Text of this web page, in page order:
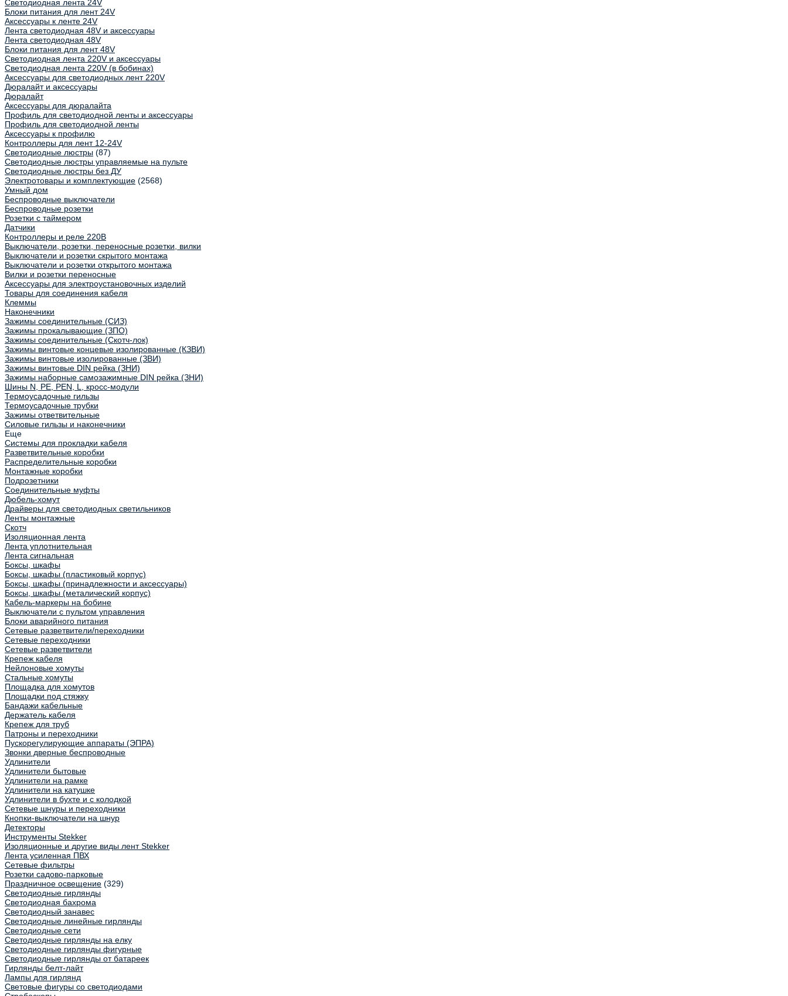
Светодиодная лента 24V
Блоки питания для лент 24V
Аксессуары к ленте 24V
Лента светодиодная 48V и аксессуары
Лента светодиодная 48V
Блоки питания для лент 48V
Светодиодная лента 220V и аксессуары
Светодиодная лента 220V (в бобинах)
Аксессуары для светодиодных лент 220V
Дюралайт и аксессуары
Дюралайт
Аксессуары для дюралайта
Профиль для светодиодной ленты и аксессуары
Профиль для светодиодной ленты
Аксессуары к профилю
Контроллеры для лент 12-24V
Светодиодные люстры (87)
Светодиодные люстры управляемые на пульте
Светодиодные люстры без ДУ
Электротовары и комплектующие (2568)
Умный дом
Беспроводные выключатели
Беспроводные розетки
Розетки с таймером
Датчики
Контроллеры и реле 220В
Выключатели, розетки, переносные розетки, вилки
Выключатели и розетки скрытого монтажа
Выключатели и розетки открытого монтажа
Вилки и розетки переносные
Аксессуары для электроустановочных изделий
Товары для соединения кабеля
Клеммы
Наконечники
Зажимы соединительные (СИЗ)
Зажимы прокалывающие (ЗПО)
Зажимы соединительные (Скотч-лок)
Зажимы винтовые концевые изолированные (КЗВИ)
Зажимы винтовые изолированные (ЗВИ)
Зажимы винтовые DIN рейка (ЗНИ)
Зажимы наборные самозажимные DIN рейка (ЗНИ)
Шины N, PE, PEN, L, кросс-модули
Термоусадочные гильзы
Термоусадочные трубки
Зажимы ответвительные
Силовые гильзы и наконечники
Еще
Системы для прокладки кабеля
Разветвительные коробки
Распределительные коробки
Монтажные коробки
Подрозетники
Соединительные муфты
Дюбель-хомут
Драйверы для светодиодных светильников
Ленты монтажные
Скотч
Изоляционная лента
Лента уплотнительная
Лента сигнальная
Боксы, шкафы
Боксы, шкафы (пластиковый корпус)
Боксы, шкафы (принадлежности и аксессуары)
Боксы, шкафы (металический корпус)
Кабель-маркеры на бобине
Выключатели с пультом управления
Блоки аварийного питания
Сетевые разветвители/переходники
Сетевые переходники
Сетевые разветвители
Крепеж кабеля
Нейлоновые хомуты
Стальные хомуты
Площадка для хомутов
Площадки под стяжку
Бандажи кабельные
Держатель кабеля
Крепеж для труб
Патроны и переходники
Пускорегулирующие аппараты (ЭПРА)
Звонки дверные беспроводные
Удлинители
Удлинители бытовые
Удлинители на рамке
Удлинители на катушке
Удлинители в бухте и с колодкой
Сетевые шнуры и переходники
Кнопки-выключатели на шнур
Детекторы
Инструменты Stekker
Изоляционные и другие виды лент Stekker
Лента усиленная ПВХ
Сетевые фильтры
Розетки садово-парковые
Праздничное освещение (329)
Светодиодные гирлянды
Светодиодная бахрома
Светодиодный занавес
Светодиодные линейные гирлянды
Светодиодные сети
Светодиодные гирлянды на елку
Светодиодные гирлянды фигурные
Светодиодные гирлянды от батареек
Гирлянды белт-лайт
Лампы для гирлянд
Световые фигуры со светодиодами